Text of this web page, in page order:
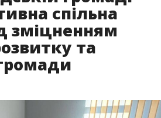
спільна
зміцненням
та